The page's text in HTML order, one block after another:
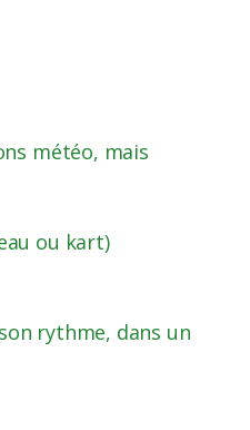
météo, mais
ou kart)
rythme, dans un